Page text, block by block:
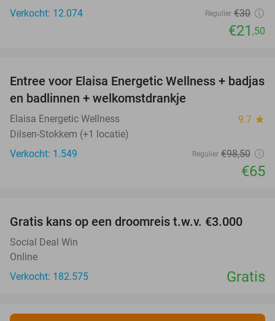
Verkocht: 12.074 Regulier €30
€21 ,50
34%
Entree voor Elaisa Energetic Wellness + badjas
en badlinnen + welkomstdrankje
Elaisa Energetic Wellness 9.7 star
Dilsen-Stokkem (+1 locatie)
Verkocht: 1.549
Regulier €98,50
€65
Gratis kans op een droomreis t.w.v. €3.000
Social Deal Win
Online
Verkocht: 182.575
Gratis